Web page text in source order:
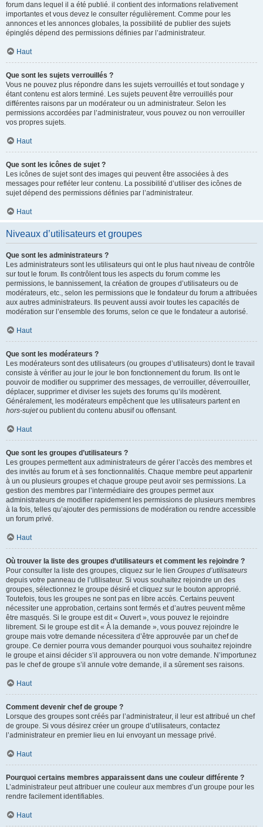
forum dans lequel il a été publié. il contient des informations relativement
importantes et vous devez le consulter régulièrement. Comme pour les
annonces et les annonces globales, la possibilité de publier des sujets
épinglés dépend des permissions définies par l’administrateur.
Haut
Que sont les sujets verrouillés ?
Vous ne pouvez plus répondre dans les sujets verrouillés et tout sondage y
étant contenu est alors terminé. Les sujets peuvent être verrouillés pour
différentes raisons par un modérateur ou un administrateur. Selon les
permissions accordées par l’administrateur, vous pouvez ou non verrouiller
vos propres sujets.
Haut
Que sont les icônes de sujet ?
Les icônes de sujet sont des images qui peuvent être associées à des
messages pour refléter leur contenu. La possibilité d’utiliser des icônes de
sujet dépend des permissions définies par l’administrateur.
Haut
Niveaux d’utilisateurs et groupes
Que sont les administrateurs ?
Les administrateurs sont les utilisateurs qui ont le plus haut niveau de contrôle
sur tout le forum. Ils contrôlent tous les aspects du forum comme les
permissions, le bannissement, la création de groupes d’utilisateurs ou de
modérateurs, etc., selon les permissions que le fondateur du forum a attribuées
aux autres administrateurs. Ils peuvent aussi avoir toutes les capacités de
modération sur l’ensemble des forums, selon ce que le fondateur a autorisé.
Haut
Que sont les modérateurs ?
Les modérateurs sont des utilisateurs (ou groupes d’utilisateurs) dont le travail
consiste à vérifier au jour le jour le bon fonctionnement du forum. Ils ont le
pouvoir de modifier ou supprimer des messages, de verrouiller, déverrouiller,
déplacer, supprimer et diviser les sujets des forums qu’ils modèrent.
Généralement, les modérateurs empêchent que les utilisateurs partent en
hors-sujetou publient du contenu abusif ou offensant.
Haut
Que sont les groupes d’utilisateurs ?
Les groupes permettent aux administrateurs de gérer l’accès des membres et
des invités au forum et à ses fonctionnalités. Chaque membre peut appartenir
à un ou plusieurs groupes et chaque groupe peut avoir ses permissions. La
gestion des membres par l’intermédiaire des groupes permet aux
administrateurs de modifier rapidement les permissions de plusieurs membres
à la fois, telles qu’ajouter des permissions de modération ou rendre accessible
un forum privé.
Haut
Où trouver la liste des groupes d’utilisateurs et comment les rejoindre ?
Pour consulter la liste des groupes, cliquez sur le lien Groupes d’utilisateurs
depuis votre panneau de l’utilisateur. Si vous souhaitez rejoindre un des
groupes, sélectionnez le groupe désiré et cliquez sur le bouton approprié.
Toutefois, tous les groupes ne sont pas en libre accès. Certains peuvent
nécessiter une approbation, certains sont fermés et d’autres peuvent même
être masqués. Si le groupe est dit « Ouvert », vous pouvez le rejoindre
librement. Si le groupe est dit « À la demande », vous pouvez rejoindre le
groupe mais votre demande nécessitera d’être approuvée par un chef de
groupe. Ce dernier pourra vous demander pourquoi vous souhaitez rejoindre
le groupe et ainsi décider s’il approuvera ou non votre demande. N’importunez
pas le chef de groupe s’il annule votre demande, il a sûrement ses raisons.
Haut
Comment devenir chef de groupe ?
Lorsque des groupes sont créés par l’administrateur, il leur est attribué un chef
de groupe. Si vous désirez créer un groupe d’utilisateurs, contactez
l’administrateur en premier lieu en lui envoyant un message privé.
Haut
Pourquoi certains membres apparaissent dans une couleur différente ?
L’administrateur peut attribuer une couleur aux membres d’un groupe pour les
rendre facilement identifiables.
Haut